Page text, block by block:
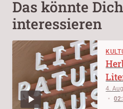
Das könnte
interessieren
4.